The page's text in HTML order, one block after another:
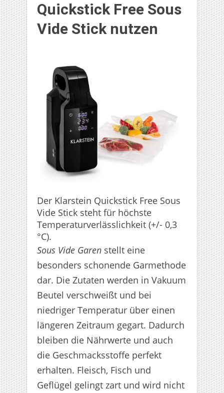
Quickstick Free Sous
Vide Stick nutzen
Der Klarstein Quickstick Free Sous
Vide Stick steht für höchste
Temperaturverlässlichkeit (+/- 0,3
°C).
Sous Vide Garen stellt eine
besonders schonende Garmethode
dar. Die Zutaten werden in Vakuum
Beutel verschweißt und bei
niedriger Temperatur über einen
längeren Zeitraum gegart. Dadurch
bleiben die Nährwerte und auch
die Geschmacksstoffe perfekt
erhalten. Fleisch, Fisch und
Geflügel gelingt zart und wird nicht